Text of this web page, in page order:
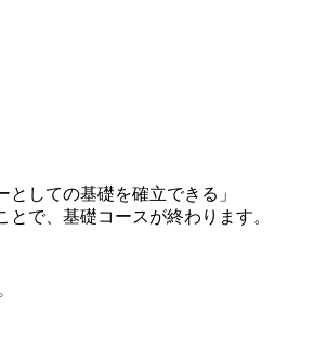
としての基礎を確立できる」
で、基礎コースが終わります。